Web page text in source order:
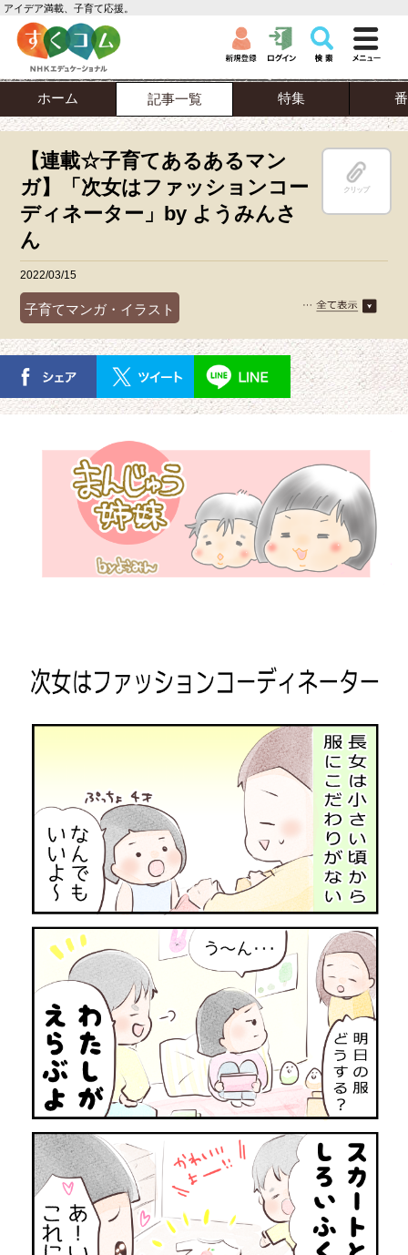
アイデア満載、子育て応援。
ホーム 記事一覧 特集
【連載☆子育てあるあるマン
ガ】「次女はファッションコー
ディネーター」by ようみんさ
ん
クリップ
2022/03/15
子育てマンガ・イラスト